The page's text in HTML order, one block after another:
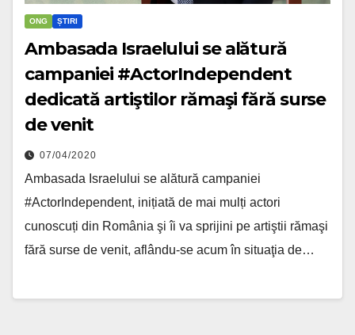
ONG ȘTIRI
Ambasada Israelului se alătură
campaniei #ActorIndependent
dedicată artiştilor rămaşi fără surse
de venit
07/04/2020
Ambasada Israelului se alătură campaniei
#ActorIndependent, inițiată de mai mulți actori
cunoscuți din România şi îi va sprijini pe artiştii rămaşi
fără surse de venit, aflându-se acum în situaţia de…